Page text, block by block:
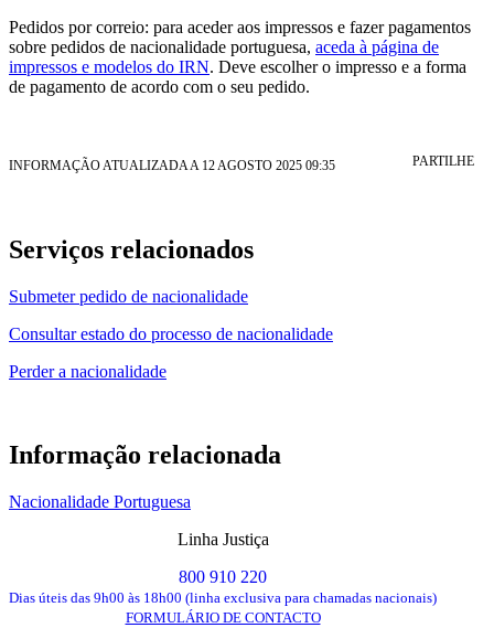
Pedidos por correio: para aceder aos impressos e fazer pagamentos
sobre pedidos de nacionalidade portuguesa, aceda à página de
impressos e modelos do IRN. Deve escolher o impresso e a forma
de pagamento de acordo com o seu pedido.
INFORMAÇÃO ATUALIZADA A 12 AGOSTO 2025 09:35 PARTILHE
Serviços relacionados
Submeter pedido de nacionalidade
Consultar estado do processo de nacionalidade
Perder a nacionalidade
Informação relacionada
Nacionalidade Portuguesa
Linha Justiça
800 910 220
Dias úteis das 9h00 às 18h00 (linha exclusiva para chamadas nacionais)
FORMULÁRIO DE CONTACTO